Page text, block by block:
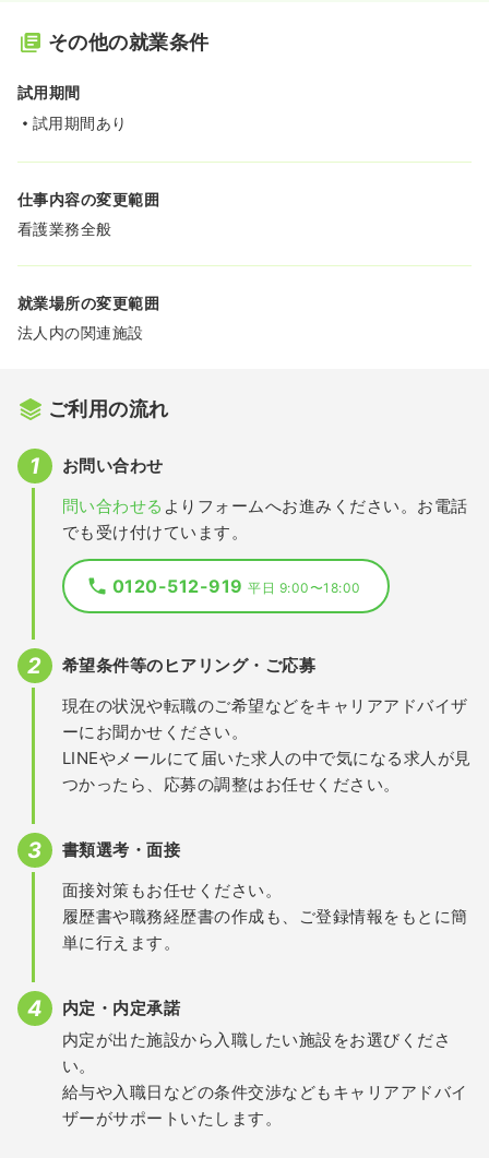
その他の就業条件
試用期間
試用期間あり
仕事内容の変更範囲
看護業務全般
就業場所の変更範囲
法人内の関連施設
ご利用の流れ
お問い合わせ
問い合わせる よりフォームへお進みください。お電話
でも受け付けています。
0120-512-919平日 9:00〜18:00
希望条件等のヒアリング・ご応募
現在の状況や転職のご希望などをキャリアアドバイザ
ーにお聞かせください。
LINEやメールにて届いた求人の中で気になる求人が見
つかったら、応募の調整はお任せください。
書類選考・面接
面接対策もお任せください。
履歴書や職務経歴書の作成も、ご登録情報をもとに簡
単に行えます。
内定・内定承諾
内定が出た施設から入職したい施設をお選びくださ
い。
給与や入職日などの条件交渉などもキャリアアドバイ
ザーがサポートいたします。